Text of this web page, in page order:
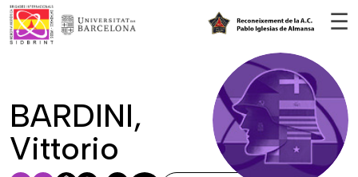
☰
BARDINI,
Vittorio